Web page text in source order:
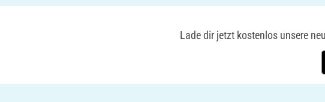
Lade dir jetzt kostenlos unsere